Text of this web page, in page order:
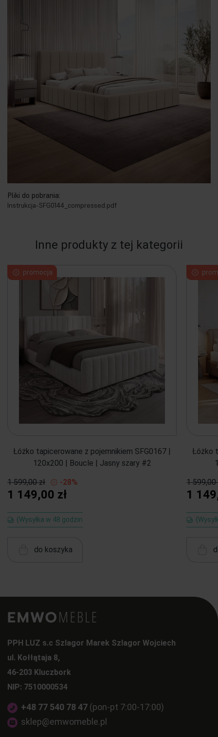
Pliki do pobrania:
Instrukcja-SFG0144_compressed.pdf
Inne produkty z tej kategorii
Łóżko tapicerowane z pojemnikiem SFG0167 |
120x200 | Boucle | Jasny szary #2
1 599,00 zł -28%
1 149,00 zł
{Wysyłka w 48 godzin
do koszyka
promocja
Łóżko
1 599,00
1
PPH LUZ s.c Szlagor Marek Szlagor Wojciech
ul. Kołłątaja 8,
46-203 Kluczbork
NIP: 7510000534
+48 77 540 78 47 (pon-pt 7:00-17:00)
sklep@emwomeble.pl